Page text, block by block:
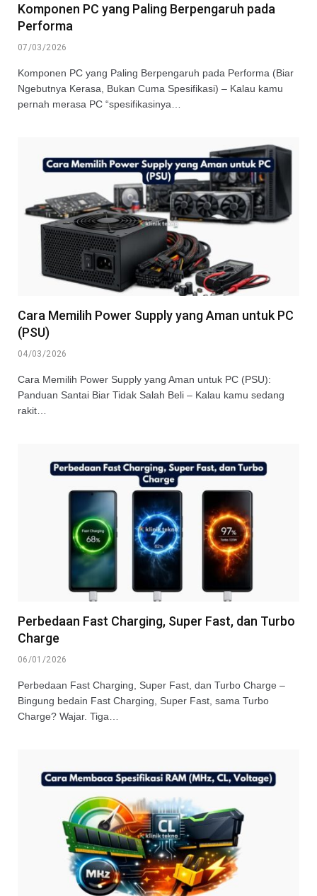
Komponen PC yang Paling Berpengaruh pada
Performa
07/03/2026
Komponen PC yang Paling Berpengaruh pada Performa (Biar
Ngebutnya Kerasa, Bukan Cuma Spesifikasi) – Kalau kamu
pernah merasa PC “spesifikasinya…
Cara Memilih Power Supply yang Aman untuk PC
(PSU)
04/03/2026
Cara Memilih Power Supply yang Aman untuk PC (PSU):
Panduan Santai Biar Tidak Salah Beli – Kalau kamu sedang
rakit…
Perbedaan Fast Charging, Super Fast, dan Turbo
Charge
06/01/2026
Perbedaan Fast Charging, Super Fast, dan Turbo Charge –
Bingung bedain Fast Charging, Super Fast, sama Turbo
Charge? Wajar. Tiga…